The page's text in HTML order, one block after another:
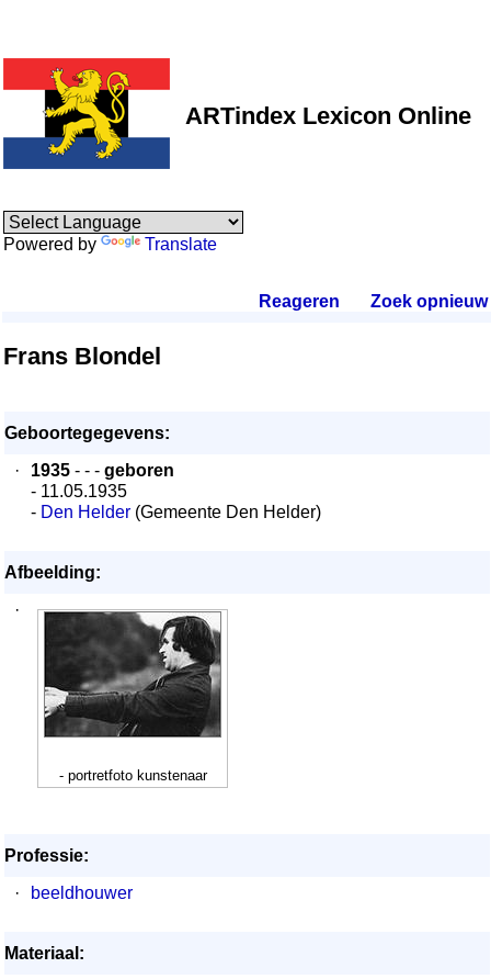
ARTindex Lexicon Online
Powered by Translate
Reageren Zoek opnieuw.
Frans Blondel
Geboortegegevens:
·
1935 - - - geboren
- 11.05.1935
- Den Helder (Gemeente Den Helder)
Afbeelding:
·
- portretfoto kunstenaar
Professie:
·
beeldhouwer
Materiaal: